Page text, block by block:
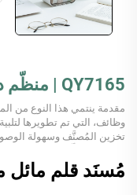
QY7165 | منظّم درجين من نايسِي
مقدمة ينتمي هذا النوع من
وظائف، التي تم تطويرها
تخزين المُصنَّف وسهولة
مُسنَد قلم مائل